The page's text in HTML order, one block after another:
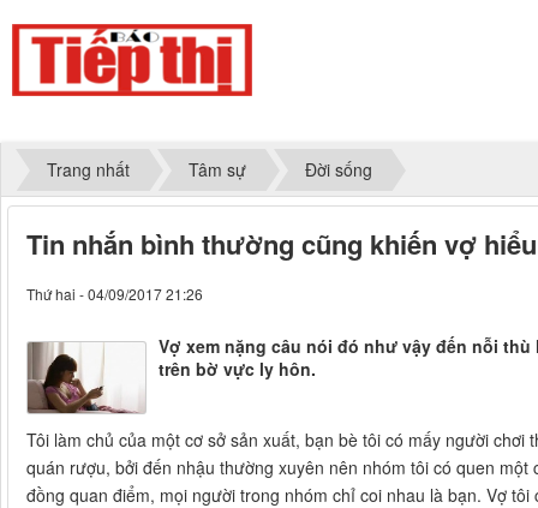
Trang nhất Tâm sự Đời sống
Tin nhắn bình thường cũng khiến vợ
Thứ hai - 04/09/2017 21:26
Vợ xem nặng câu nói đó như vậy đến nỗi
trên bờ vực ly hôn.
Tôi làm chủ của một cơ sở sản xuất, bạn bè tôi có mấy người
quán rượu, bởi đến nhậu thường xuyên nên nhóm tôi có quen
đồng quan điểm, mọi người trong nhóm chỉ coi nhau là bạn. Vợ tôi